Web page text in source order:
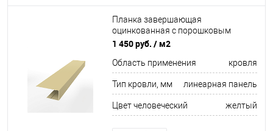
Планка завершающая
оцинкованная с порошковым
покрытием 0,45мм ширина более
1 450 руб. / м2
Область применения кровля
Тип кровли, мм линеарная панель
Цвет человеческий желтый